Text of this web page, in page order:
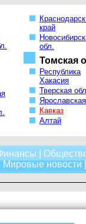
край
обл.
Томская
Республика
Хакасия
Тверская
Кавказ
Алтай
Мировые новости